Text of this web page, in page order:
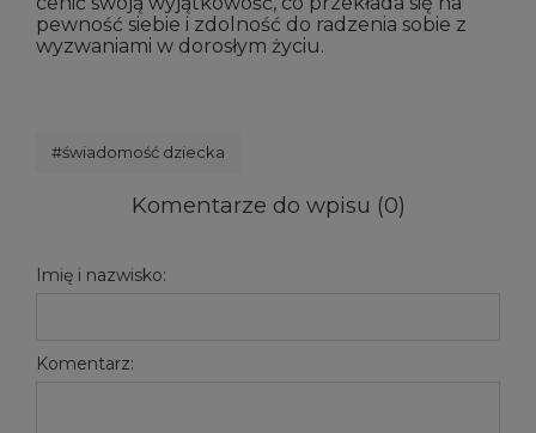
pewność siebie i zdolność do radzenia sobie z
wyzwaniami w dorosłym życiu.
#świadomość dziecka
Komentarze do wpisu (0)
Imię i nazwisko:
Komentarz: